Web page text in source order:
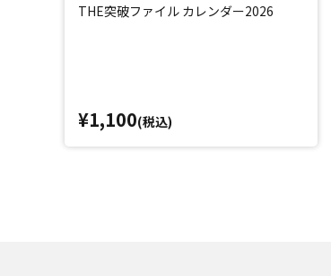
THE突破ファイル カレンダー2026
¥1,100(税込)